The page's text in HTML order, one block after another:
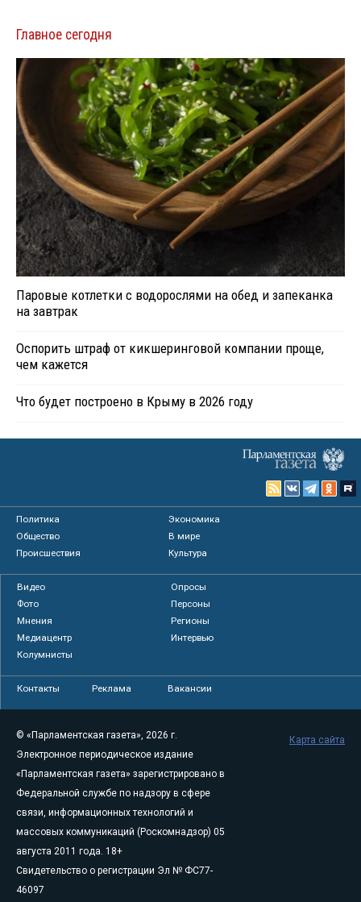
Главное сегодня
Паровые котлетки с водорослями на обед и запеканка
на завтрак
Оспорить штраф от кикшеринговой компании проще,
чем кажется
Что будет построено в Крыму в 2026 году
Политика
Экономика
Общество
В мире
Происшествия
Культура
Видео
Опросы
Фото
Персоны
Мнения
Регионы
Медиацентр
Интервью
Колумнисты
Контакты Реклама Вакансии
© «Парламентская газета», 2026 г.
Электронное периодическое издание
«Парламентская газета» зарегистрировано в
Федеральной службе по надзору в сфере
связи, информационных технологий и
массовых коммуникаций (Роскомнадзор) 05
августа 2011 года. 18+
Свидетельство о регистрации Эл № ФС77-
46097
Карта сайта